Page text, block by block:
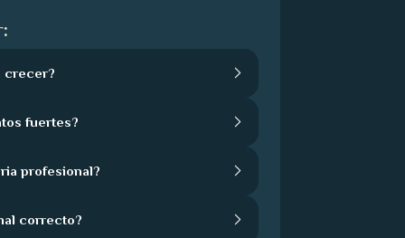
crecer?
fuertes?
profesional?
correcto?